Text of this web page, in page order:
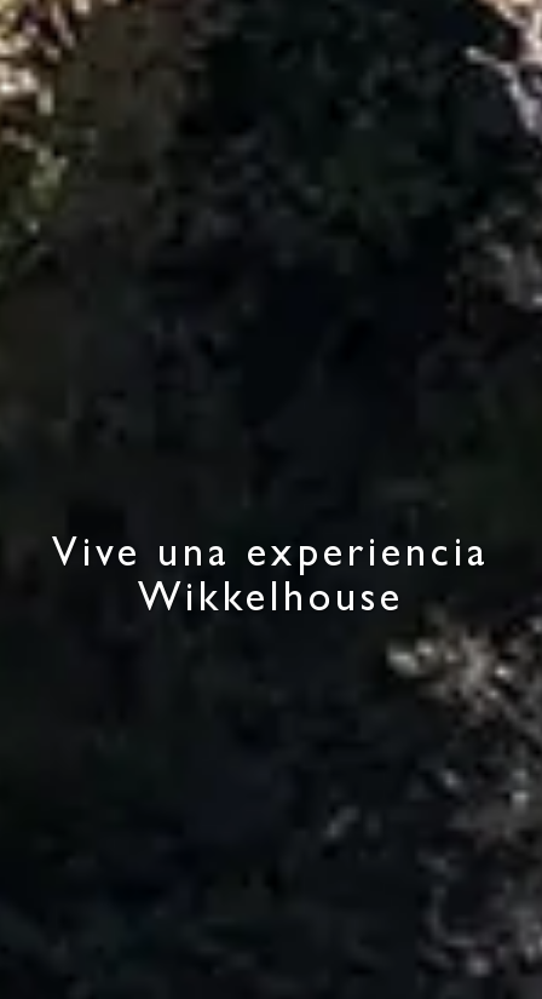
Vive una experiencia
Wikkelhouse